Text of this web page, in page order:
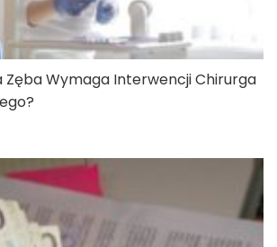
Zęba Wymaga Interwencji Chirurga